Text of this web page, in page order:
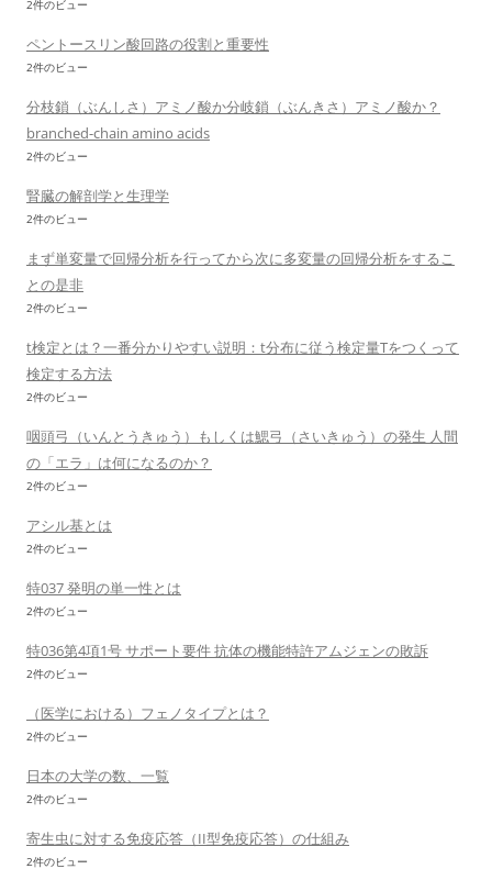
2件のビュー
ペントースリン酸回路の役割と重要性
2件のビュー
分枝鎖（ぶんしさ）アミノ酸か分岐鎖（ぶんきさ）アミノ酸か？
branched-chain amino acids
2件のビュー
腎臓の解剖学と生理学
2件のビュー
まず単変量で回帰分析を行ってから次に多変量の回帰分析をするこ
との是非
2件のビュー
t検定とは？一番分かりやすい説明：t分布に従う検定量Tをつくって
検定する方法
2件のビュー
咽頭弓（いんとうきゅう）もしくは鰓弓（さいきゅう）の発生 人間
の「エラ」は何になるのか？
2件のビュー
アシル基とは
2件のビュー
特037 発明の単一性とは
2件のビュー
特036第4項1号 サポート要件 抗体の機能特許アムジェンの敗訴
2件のビュー
（医学における）フェノタイプとは？
2件のビュー
日本の大学の数、一覧
2件のビュー
寄生虫に対する免疫応答（II型免疫応答）の仕組み
2件のビュー